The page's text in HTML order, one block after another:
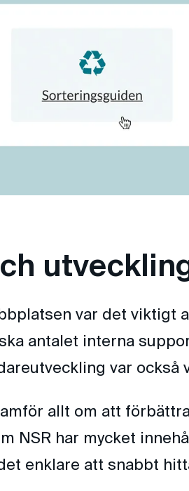
var det viktigt
antalet interna
var också
allt om att
NSR har mycket
enklare att snabbt